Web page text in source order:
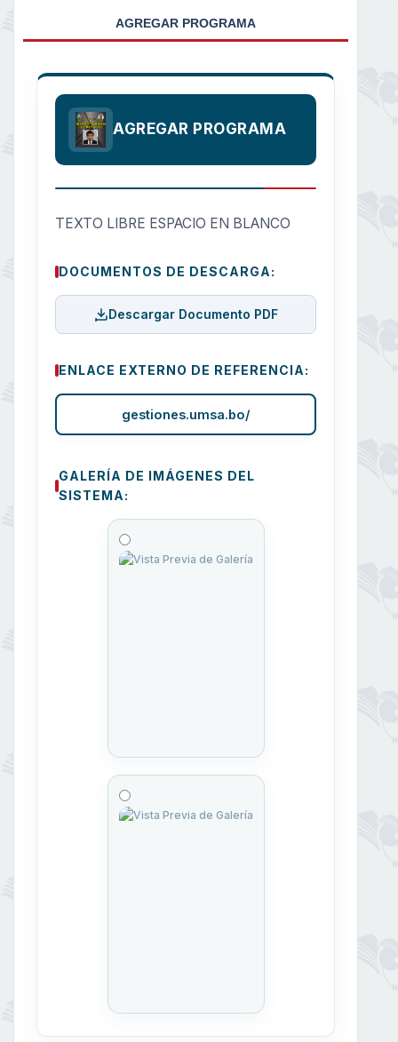
AGREGAR PROGRAMA
AGREGAR PROGRAMA
TEXTO LIBRE ESPACIO EN BLANCO
DOCUMENTOS DE DESCARGA:
Descargar Documento PDF
ENLACE EXTERNO DE REFERENCIA:
gestiones.umsa.bo/
GALERÍA DE IMÁGENES DEL
SISTEMA: